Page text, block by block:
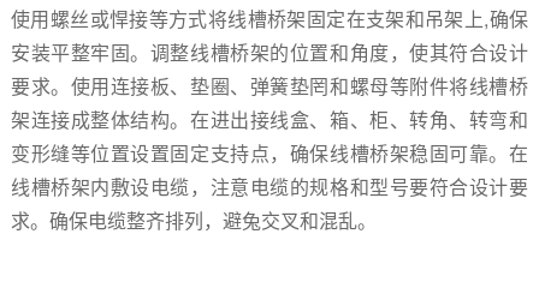
使用螺丝或悍接等方式将线槽桥架固定在支架和吊架上,确保
安装平整牢固。调整线槽桥架的位置和角度，使其符合设计
要求。使用连接板、垫圈、弹簧垫罔和螺母等附件将线槽桥
架连接成整体结构。在进出接线盒、箱、柜、转角、转弯和
变形缝等位置设置固定支持点，确保线槽桥架稳固可靠。在
线槽桥架内敷设电缆，注意电缆的规格和型号要符合设计要
求。确保电缆整齐排列，避兔交叉和混乱。